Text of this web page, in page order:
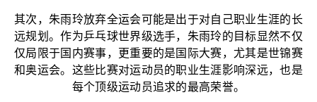
其次，朱雨玲放弃全运会可能是出于对自己职业生涯的长
远规划。作为乒乓球世界级选手，朱雨玲的目标显然不仅
仅局限于国内赛事，更重要的是国际大赛，尤其是世锦赛
和奥运会。这些比赛对运动员的职业生涯影响深远，也是
每个顶级运动员追求的最高荣誉。